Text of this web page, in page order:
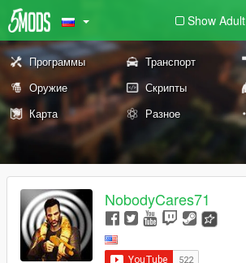
Show Adult
Программы Транспорт
Оружие
Скрипты
Карта
Разное
NobodyCares71